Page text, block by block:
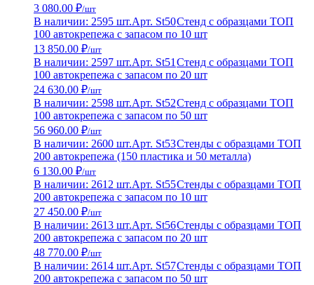
3 080.00 ₽/шт
В наличии: 2595 шт.Арт. St50Стенд с образцами ТОП
100 автокрепежа с запасом по 10 шт
13 850.00 ₽/шт
В наличии: 2597 шт.Арт. St51 Стенд с образцами ТОП
100 автокрепежа с запасом по 20 шт
24 630.00 ₽/шт
В наличии: 2598 шт.Арт. St52Стенд с образцами ТОП
100 автокрепежа с запасом по 50 шт
56 960.00 ₽/шт
В наличии: 2600 шт.Арт. St53Стенды с образцами ТОП
200 автокрепежа (150 пластика и 50 металла)
6 130.00 ₽/шт
В наличии: 2612 шт.Арт. St55Стенды с образцами ТОП
200 автокрепежа с запасом по 10 шт
27 450.00 ₽/шт
В наличии: 2613 шт.Арт. St56Стенды с образцами ТОП
200 автокрепежа с запасом по 20 шт
48 770.00 ₽/шт
В наличии: 2614 шт.Арт. St57Стенды с образцами ТОП
200 автокрепежа с запасом по 50 шт